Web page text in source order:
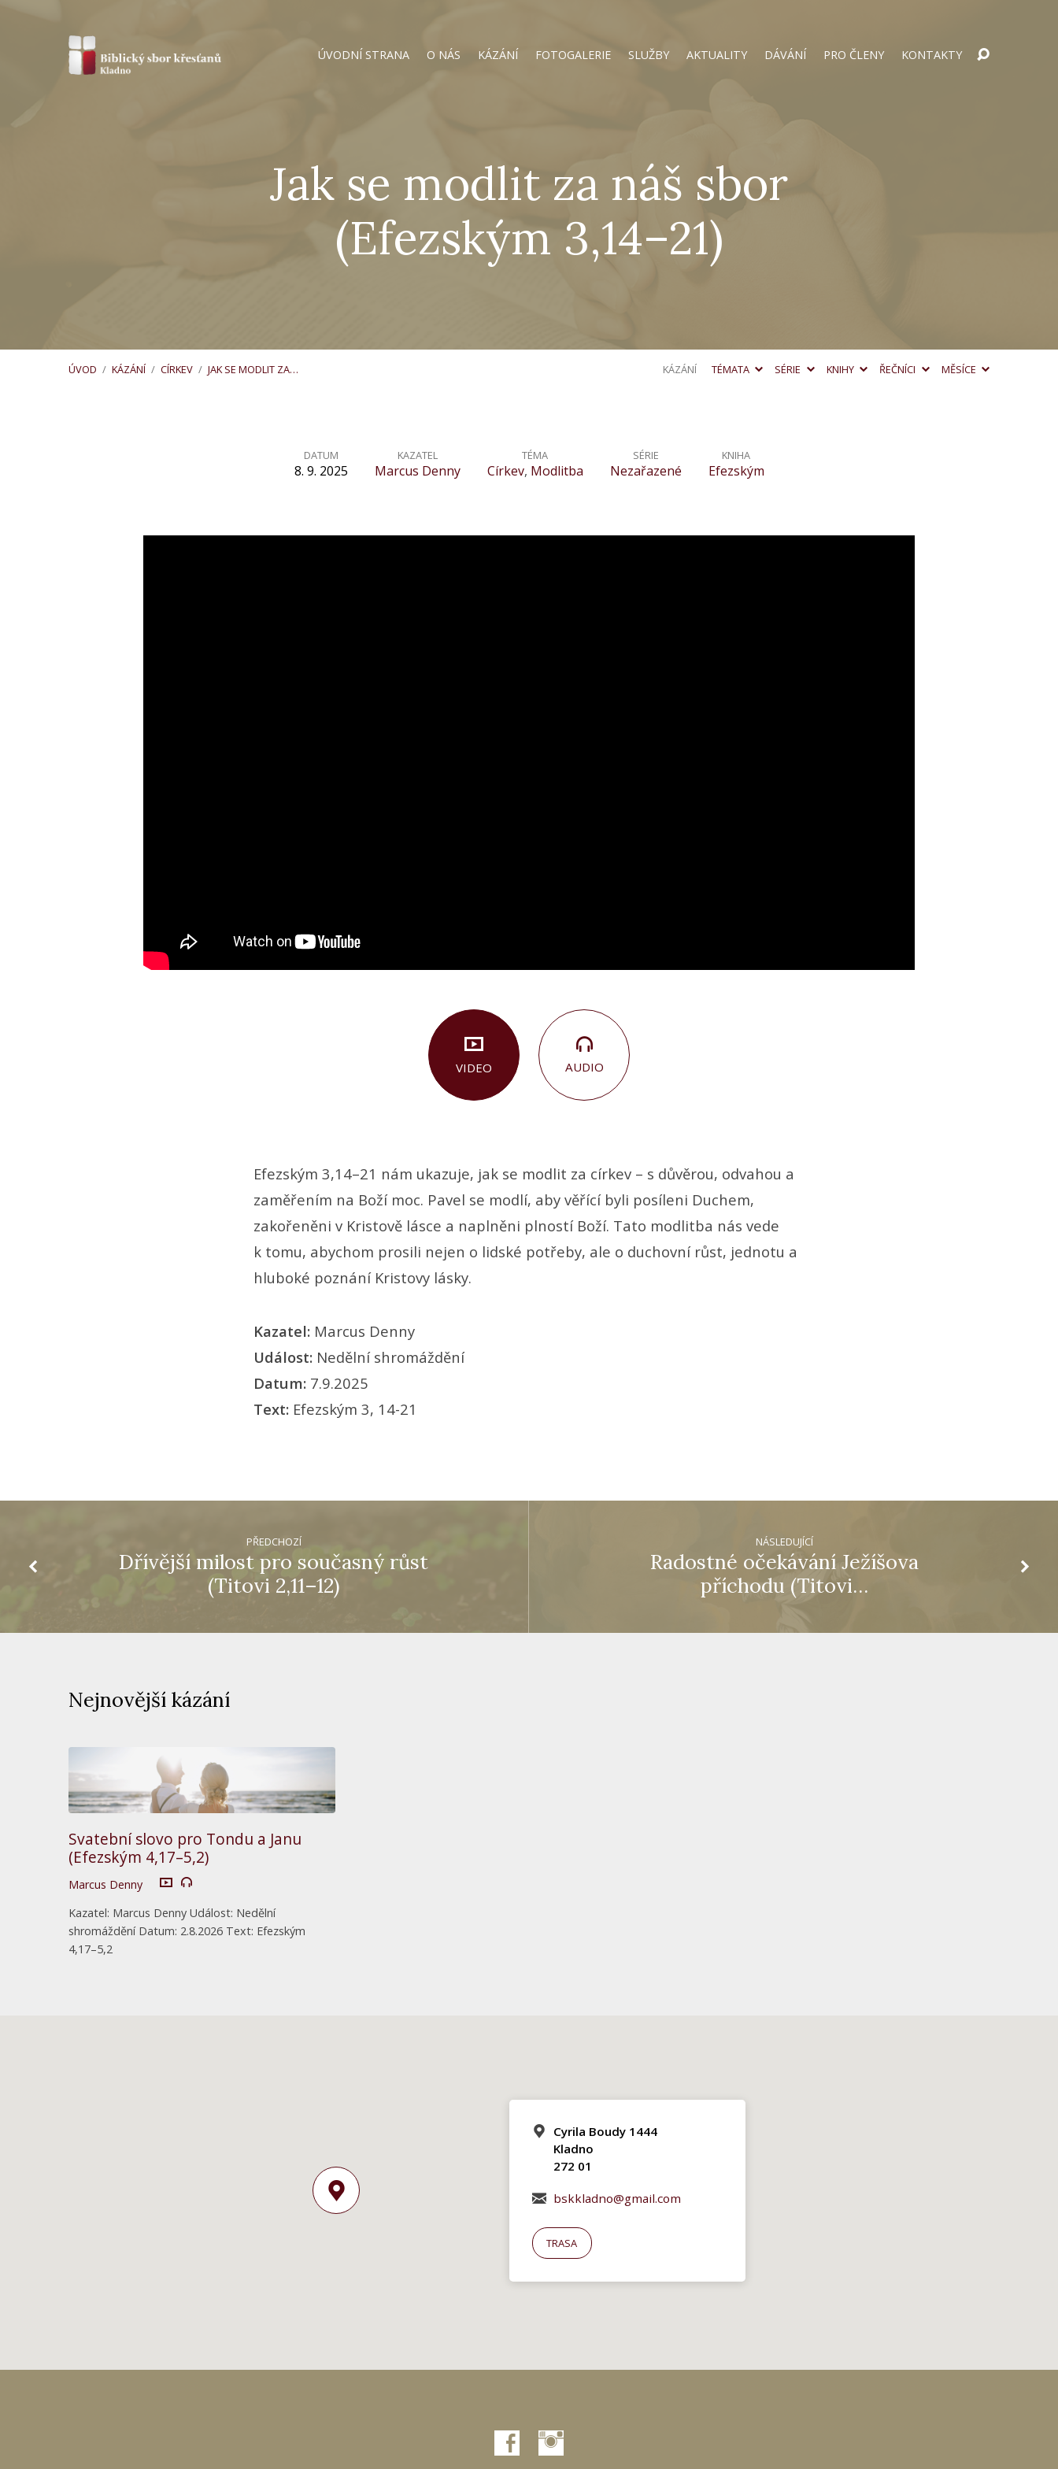
ÚVODNÍ STRANA O NÁS KÁZÁNÍ FOTOGALERIE SLUŽBY AKTUALITY DÁVÁNÍ PRO ČLENY KONTAKTY
Jak se modlit za náš sbor
(Efezským 3,14–21)
ÚVOD / KÁZÁNÍ / CÍRKEV / JAK SE MODLIT ZA… KÁZÁNÍ TÉMATA SÉRIE KNIHY ŘEČNÍCI MĚSÍCE
DATUM
8. 9. 2025
KAZATEL
Marcus Denny
TÉMA
Církev, Modlitba
SÉRIE
Nezařazené
KNIHA
Efezským
VIDEO AUDIO
Efezským 3,14–21 nám ukazuje, jak se modlit za církev – s důvěrou, odvahou a
zaměřením na Boží moc. Pavel se modlí, aby věřící byli posíleni Duchem,
zakořeněni v Kristově lásce a naplněni plností Boží. Tato modlitba nás vede
k tomu, abychom prosili nejen o lidské potřeby, ale o duchovní růst, jednotu a
hluboké poznání Kristovy lásky.
Kazatel: Marcus Denny
Událost: Nedělní shromáždění
Datum: 7.9.2025
Text: Efezským 3, 14-21
PŘEDCHOZÍ
Dřívější milost pro současný růst
(Titovi 2,11–12)
NÁSLEDUJÍCÍ
Radostné očekávání Ježíšova
příchodu (Titovi…
Nejnovější kázání
Svatební slovo pro Tondu a Janu
(Efezským 4,17–5,2)
Marcus Denny
Kazatel: Marcus Denny Událost: Nedělní
shromáždění Datum: 2.8.2026 Text: Efezským
4,17–5,2
Cyrila Boudy 1444
Kladno
272 01
bskkladno@gmail.com
TRASA